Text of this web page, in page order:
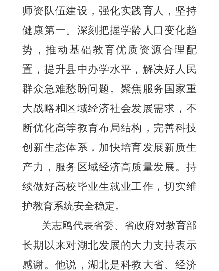
师资队伍建设，强化实践育人，坚持
健康第一。深刻把握学龄人口变化趋
势，推动基础教育优质资源合理配
置，提升县中办学水平，解决好人民
群众急难愁盼问题。聚焦服务国家重
大战略和区域经济社会发展需求，不
断优化高等教育布局结构，完善科技
创新生态体系，加快培育发展新质生
产力，服务区域经济高质量发展。持
续做好高校毕业生就业工作，切实维
护教育系统安全稳定。
关志鸥代表省委、省政府对教育部
长期以来对湖北发展的大力支持表示
感谢。他说，湖北是科教大省、经济